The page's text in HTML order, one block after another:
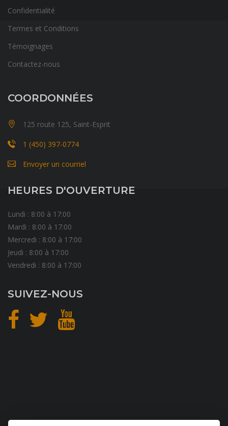
Confidentialité
Termes et Conditions
Témoignages
Contactez-nous
COORDONNÉES
125 route 125, Saint-Esprit
1 (450) 397-0774
Envoyer un courriel
HEURES D'OUVERTURE
Lundi : 8:00 à 17:00
Mardi : 8:00 à 17:00
Mercredi : 8:00 à 17:00
Jeudi : 8:00 à 17:00
Vendredi : 8:00 à 17:00
SUIVEZ-NOUS